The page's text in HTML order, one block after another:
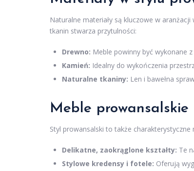
Naturalne materiały są kluczowe w
tkanin stwarza przytulności:
Drewno: Meble powinny być wykonane
Kamień: Idealny do wykończenia
Naturalne tkaniny: Len i bawełna
Meble prowansalskie
Styl prowansalski to także
Delikatne, zaokrąglone kształty: Te
Stylowe kredensy i fotele: Oferują